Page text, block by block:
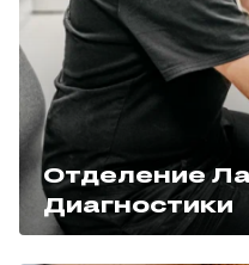
Отделение
Диагностики